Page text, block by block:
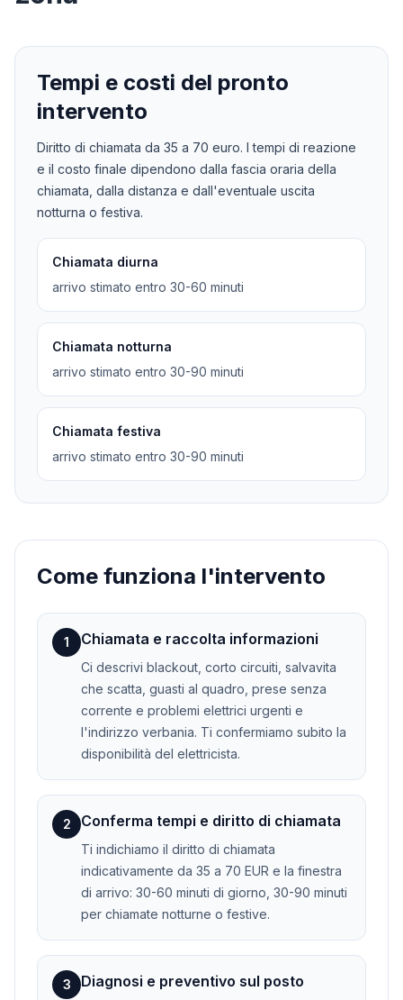
Tempi e costi del pronto
intervento
Diritto di chiamata da 35 a 70 euro. I tempi di reazione
e il costo finale dipendono dalla fascia oraria della
chiamata, dalla distanza e dall'eventuale uscita
notturna o festiva.
Chiamata diurna
arrivo stimato entro 30-60 minuti
Chiamata notturna
arrivo stimato entro 30-90 minuti
Chiamata festiva
arrivo stimato entro 30-90 minuti
Come funziona l'intervento
1 Chiamata e raccolta informazioni
Ci descrivi blackout, corto circuiti, salvavita
che scatta, guasti al quadro, prese senza
corrente e problemi elettrici urgenti e
l'indirizzo verbania. Ti confermiamo subito la
disponibilità del elettricista.
2 Conferma tempi e diritto di chiamata
Ti indichiamo il diritto di chiamata
indicativamente da 35 a 70 EUR e la finestra
di arrivo: 30-60 minuti di giorno, 30-90 minuti
per chiamate notturne o festive.
3 Diagnosi e preventivo sul posto